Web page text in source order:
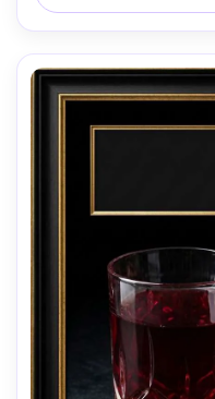
blanc propre avec
métallique
imprimée,